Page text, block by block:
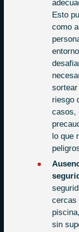
Esto
como
sortear
riesgo
casos,
lo que
cercas
sin